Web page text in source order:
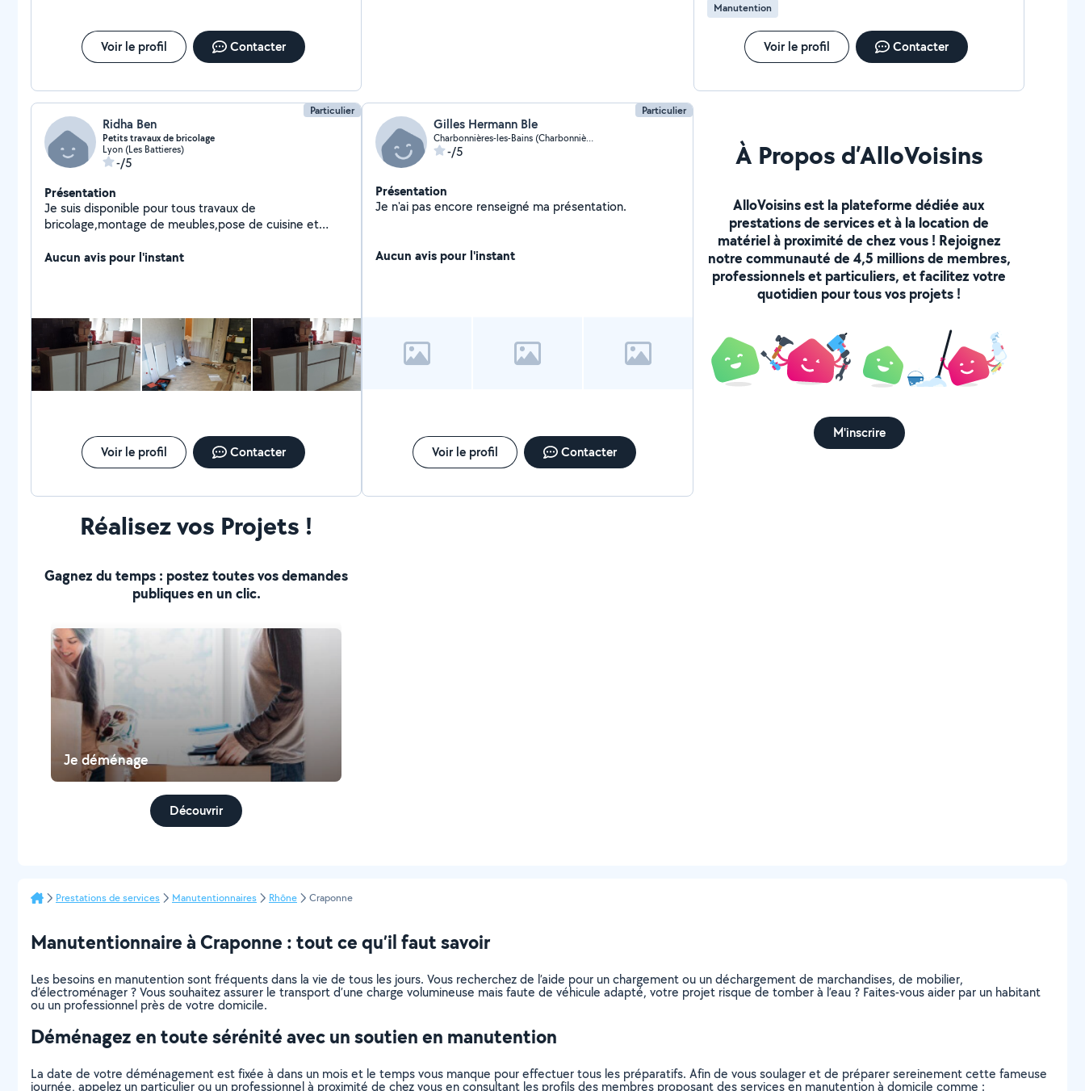
Voir le profil Contacter
Manutention
Voir le profil Contacter
Particulier
Ridha Ben
Petits travaux de bricolage
Lyon (Les Battieres)
-/5
Présentation
Je suis disponible pour tous travaux de
bricolage,montage de meubles,pose de cuisine et
vous répondrai. J'ai mes outils.
Aucun avis pour l'instant
Voir le profil Contacter
Particulier
Gilles Hermann Ble
Charbonnières-les-Bains (Charbonnières-les-Bains)
-/5
Présentation
Je n'ai pas encore renseigné ma présentation.
Aucun avis pour l'instant
Voir le profil Contacter
À Propos d’AlloVoisins
AlloVoisins est la plateforme dédiée aux
prestations de services et à la location de
matériel à proximité de chez vous ! Rejoignez
notre communauté de 4,5 millions de membres,
professionnels et particuliers, et facilitez votre
quotidien pour tous vos projets !
M'inscrire
Réalisez vos Projets !
Gagnez du temps : postez toutes vos demandes
publiques en un clic.
Je déménage
Découvrir
Prestations de services Manutentionnaires Rhône Craponne
Manutentionnaire à Craponne : tout ce qu’il faut savoir
Les besoins en manutention sont fréquents dans la vie de tous les jours. Vous recherchez de l’aide pour un chargement ou un déchargement de marchandises, de mobilier,
d’électroménager ? Vous souhaitez assurer le transport d’une charge volumineuse mais faute de véhicule adapté, votre projet risque de tomber à l’eau ? Faites-vous aider par un habitant
ou un professionnel près de votre domicile.
Déménagez en toute sérénité avec un soutien en manutention
La date de votre déménagement est fixée à dans un mois et le temps vous manque pour effectuer tous les préparatifs. Afin de vous soulager et de préparer sereinement cette fameuse
journée, appelez un particulier ou un professionnel à proximité de chez vous en consultant les profils des membres proposant des services en manutention à domicile comme :